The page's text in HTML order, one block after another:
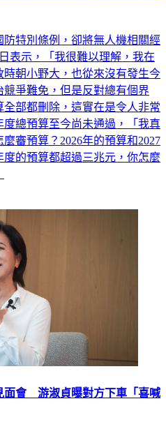
防特別條例，卻將無人機相關經
表示，「我很難以理解，我在
朝小野大，也從來沒有發生今
爭難免，但是反對總有個界
部都刪除，這實在是令人非常
總預算至今尚未通過，「我真
審預算？2026年的預算和2027
的預算都超過三兆元，你怎麼
面會 游淑貞曝對方下車「喜喊